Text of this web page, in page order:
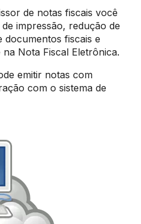
de notas fiscais você
impressão, redução de
documentos fiscais e
Nota Fiscal Eletrônica.
emitir notas com
com o sistema de